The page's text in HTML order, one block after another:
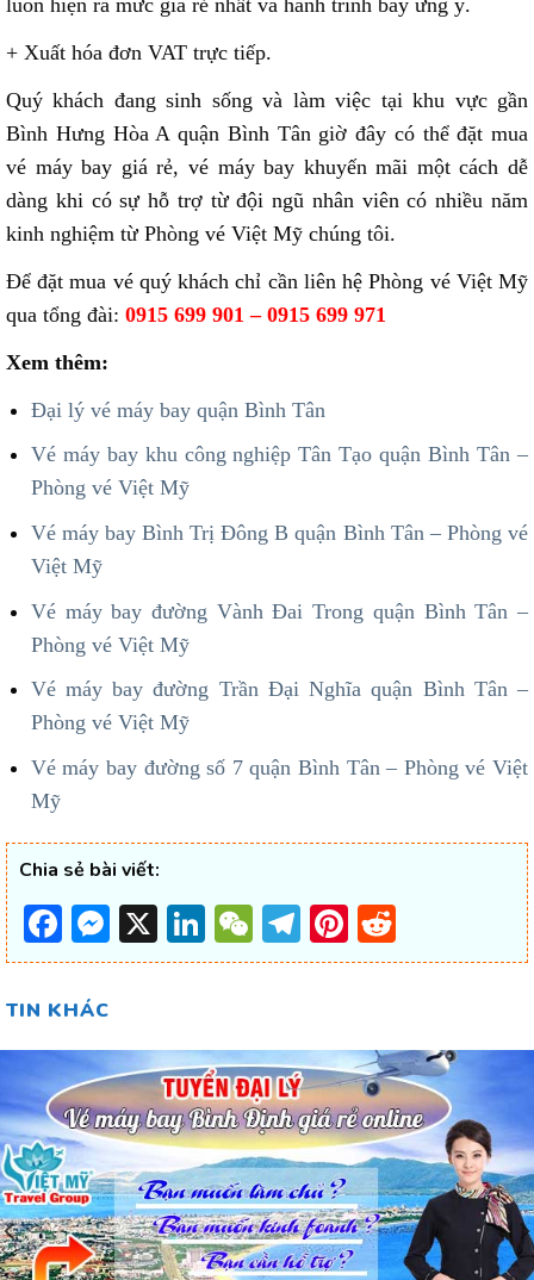
+ Xuất hóa đơn VAT trực tiếp.
Quý khách đang sinh sống và làm việc tại khu vực gần
Bình Hưng Hòa A quận Bình Tân giờ đây có thể đặt mua
vé máy bay giá rẻ, vé máy bay khuyến mãi một cách dễ
dàng khi có sự hỗ trợ từ đội ngũ nhân viên có nhiều năm
kinh nghiệm từ Phòng vé Việt Mỹ chúng tôi.
Để đặt mua vé quý khách chỉ cần liên hệ Phòng vé Việt Mỹ
qua tổng đài: 0915 699 901 – 0915 699 971
Xem thêm:
Đại lý vé máy bay quận Bình Tân
Vé máy bay khu công nghiệp Tân Tạo quận Bình Tân –
Phòng vé Việt Mỹ
Vé máy bay Bình Trị Đông B quận Bình Tân – Phòng vé
Việt Mỹ
Vé máy bay đường Vành Đai Trong quận Bình Tân –
Phòng vé Việt Mỹ
Vé máy bay đường Trần Đại Nghĩa quận Bình Tân –
Phòng vé Việt Mỹ
Vé máy bay đường số 7 quận Bình Tân – Phòng vé Việt
Mỹ
Chia sẻ bài viết:
Facebook
Messenger
X LinkedIn
WeChat
Telegram
Pinterest
TIN KHÁC